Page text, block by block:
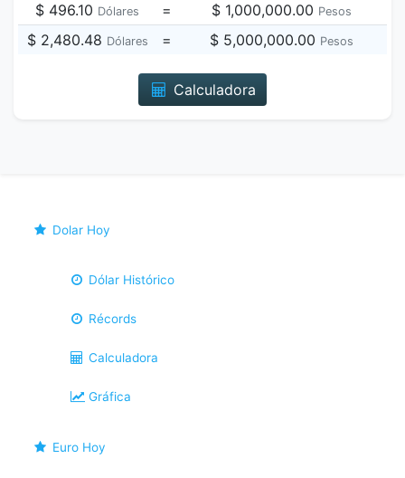
$ 496.10 Dólares = $ 1,000,000.00 Pesos
$ 2,480.48 Dólares = $ 5,000,000.00 Pesos
Calculadora
Dolar Hoy
Dólar Histórico
Récords
Calculadora
Gráfica
Euro Hoy